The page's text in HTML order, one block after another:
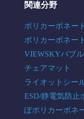
関連分野
ポリカーボネー
ポリカーボネー
VIEWSKYバブ
チェアマット
ライオットシー
ESD/静電気防止
ぽポリカーボネ